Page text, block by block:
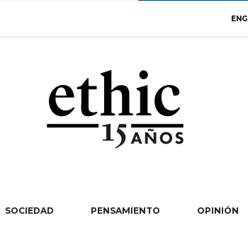
SOCIEDAD PENSAMIENTO OPINIÓN